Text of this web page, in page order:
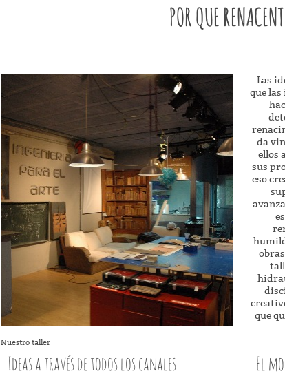
POR QUE
Nuestro taller
Las
que
da
ellos
sus
eso
que
Ideas a través de todos los canales El